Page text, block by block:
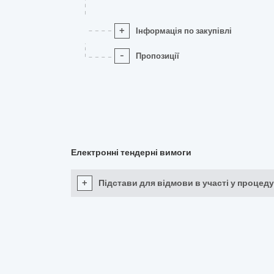
+ Інформація по закупівлі
- Пропозиції
Електронні тендерні вимоги
+ Підстави для відмови в участі у